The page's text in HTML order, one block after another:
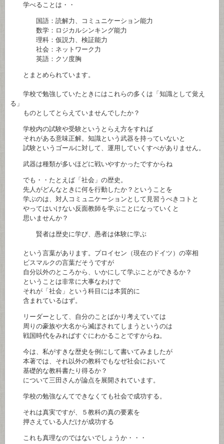
学べることは・・
国語：読解力、コミュニケーション能力
数学：ロジカルシンキング能力
理科：仮説力、検証能力
社会：ネットワーク力
英語：クソ度胸
とまとめられています。
学校で勉強していたときにはこれらの多くは「知識として覚え
る」
ものとしてとらえていませんでしたか？
学校内の試験や受験というとらえ方をすれば
それがある意味正解。知識という武器を持っていないと
試験というゴールに対して、運用していくすべがありません。
武器は種類が多いほどに戦いやすかったですからね
でも・・たとえば「社会」の歴史。
先人がどんなときに何を行動したか？ということを
学ぶのは、対人コミュニケーションとして見習うべきコトと
やってはいけない反面教師を学ぶことになっていくと
思いませんか？
賢者は歴史に学び、愚者は体験に学ぶ
という言葉があります。プロイセン（現在のドイツ）の宰相
ビスマルクの言葉だそうですが
自分以外のところから、いかにして学ぶことができるか？
ということは非常に大事なわけで
それが「社会」という科目には本質的に
含まれているはず。
リーダーとして、自分のことばかり考えていては
周りの豪族や大名から滅ぼされてしまうというのは
戦国時代をみればすぐにわかることですからね。
今は、私がすきな歴史を例にして書いてみましたが
本著では、それ以外の教科でもなぜ社会において
基礎的な教科書たり得るか？
について三田さんが論点を展開されています。
学校の勉強なんてできなくても社会で成功する。
それは真実ですが、５教科の真の要素を
押さえている人だけが成功する
これも真理なのではないでしょうか・・・